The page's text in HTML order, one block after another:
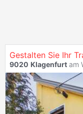
9020 Klagenfurt am